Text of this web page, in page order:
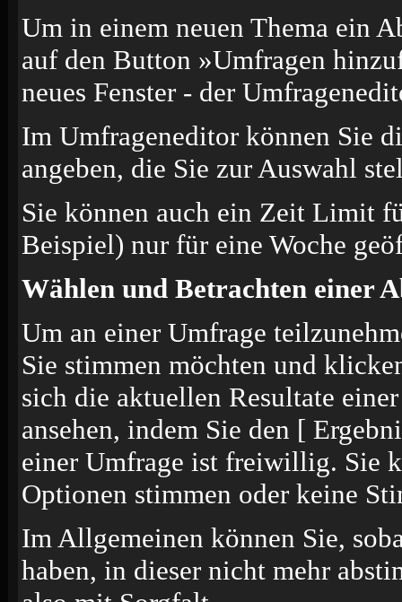
Um in einem neuen Thema ein
auf den Button »Umfragen
neues Fenster - der
Im Umfrageneditor können Sie
angeben, die Sie zur Auswahl
Sie können auch ein Zeit Limit
Beispiel) nur für eine Woche
Wählen und Betrachten einer
Um an einer Umfrage
Sie stimmen möchten und
sich die aktuellen Resultate
ansehen, indem Sie den [
einer Umfrage ist freiwillig. Sie
Optionen stimmen oder keine
Im Allgemeinen können Sie,
haben, in dieser nicht mehr